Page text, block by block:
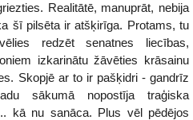
Realitātē, manuprāt, nebija
šī pilsēta ir atšķirīga. Protams, tu
redzēt senatnes liecības,
izkarinātu žāvēties krāsainu
Skopjē ar to ir pašķidri - gandrīz
sākumā nopostīja traģiska
kā nu sanāca. Plus vēl pēdējos